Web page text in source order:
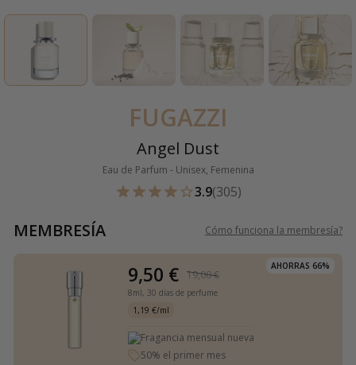
FUGAZZI
Angel Dust
Eau de Parfum - Unisex, Femenina
3.9(305)
MEMBRESÍA Cómo funciona la membresía?
AHORRAS 66%
9,50 € 19,00 €
8ml, 30 días de perfume
1,19 €/ml
Fragancia mensual nueva
50% el primer mes